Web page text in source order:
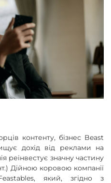
контенту, бізнес Beast
дохід від реклами на
реінвестує значну частину
Дійною коровою компанії
який, згідно з